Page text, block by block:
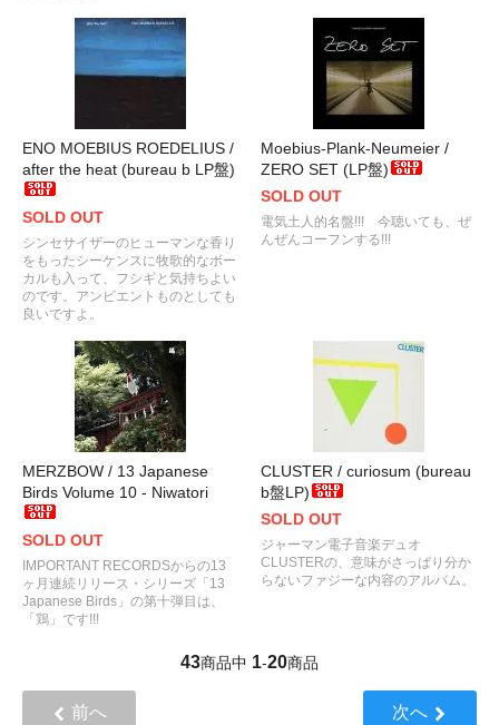
ENO MOEBIUS ROEDELIUS /
after the heat (bureau b LP盤)
SOLD OUT
シンセサイザーのヒューマンな香り
をもったシーケンスに牧歌的なボー
カルも入って、フシギと気持ちよい
のです。アンビエントものとしても
良いですよ。
Moebius-Plank-Neumeier /
ZERO SET (LP盤)
SOLD OUT
電気土人的名盤!!! 今聴いても、ぜ
んぜんコーフンする!!!
MERZBOW / 13 Japanese
Birds Volume 10 - Niwatori
SOLD OUT
IMPORTANT RECORDSからの13
ヶ月連続リリース・シリーズ「13
Japanese Birds」の第十弾目は、
「鶏」です!!!
CLUSTER / curiosum (bureau
b盤LP)
SOLD OUT
ジャーマン電子音楽デュオ
CLUSTERの、意味がさっぱり分か
らないファジーな内容のアルバム。
43商品中 1-20商品
前へ 次へ